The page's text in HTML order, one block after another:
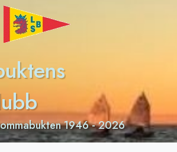
1946 - 2026